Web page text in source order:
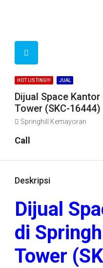
HOT LISTING!!! JUAL
Dijual Space
Tower (SKC-16444)
Springhill Kemayoran
Call
Deskripsi
Dijual
di
Tower